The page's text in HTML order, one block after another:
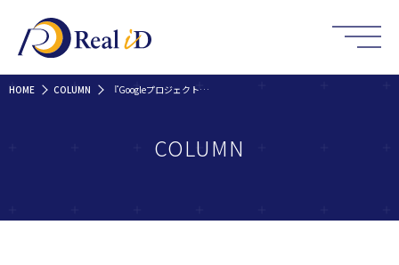
HOME COLUMN 『Googleプロジェクト・グラスで覧る現実社会の変革』
COLUMN